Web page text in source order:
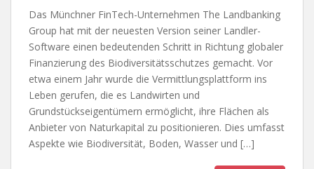
Das Münchner FinTech-Unternehmen The Landbanking
Group hat mit der neuesten Version seiner Landler-
Software einen bedeutenden Schritt in Richtung globaler
Finanzierung des Biodiversitätsschutzes gemacht. Vor
etwa einem Jahr wurde die Vermittlungsplattform ins
Leben gerufen, die es Landwirten und
Grundstückseigentümern ermöglicht, ihre Flächen als
Anbieter von Naturkapital zu positionieren. Dies umfasst
Aspekte wie Biodiversität, Boden, Wasser und […]